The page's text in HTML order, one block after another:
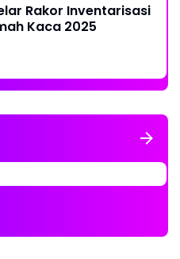
Rakor Inventarisasi
Kaca 2025